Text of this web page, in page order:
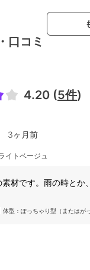
口コミ
4.20 (5件)
3ヶ月前
イトベージュ
素材です。雨の時と
体型：ぽっちゃり型（またはが